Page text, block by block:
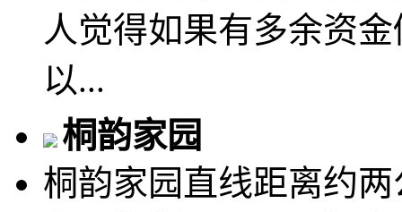
人觉得如果有多余资
以...
桐韵家园
桐韵家园直线距离约